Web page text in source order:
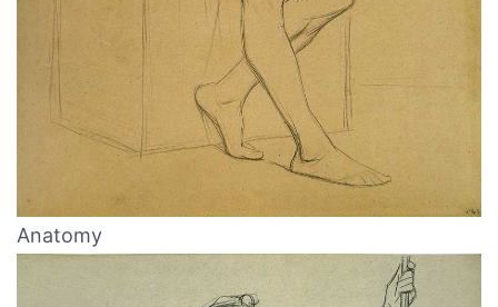
Anatomy